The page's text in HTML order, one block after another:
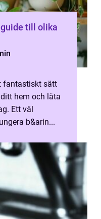
till olika
fantastiskt sätt
hem och låta
Ett väl
b&arin...